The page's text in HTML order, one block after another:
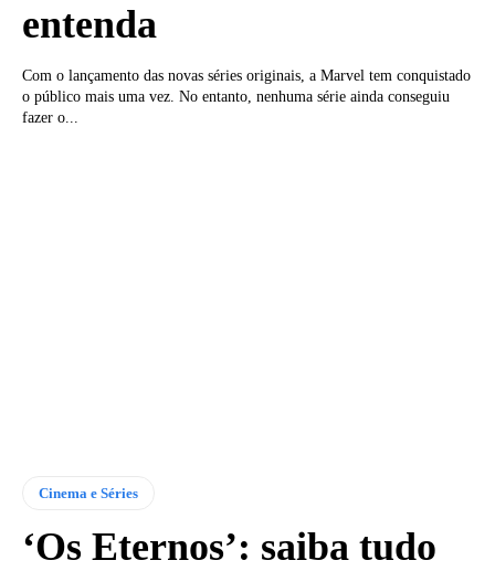
entenda
Com o lançamento das novas séries originais, a Marvel tem conquistado
o público mais uma vez. No entanto, nenhuma série ainda conseguiu
fazer o...
Cinema e Séries
‘Os Eternos’: saiba tudo